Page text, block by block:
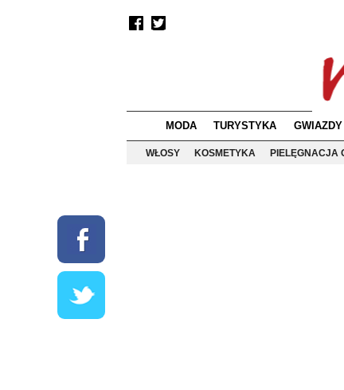
MODA TURYSTYKA GWIAZDY
WŁOSY
KOSMETYKA PIELĘGNACJA